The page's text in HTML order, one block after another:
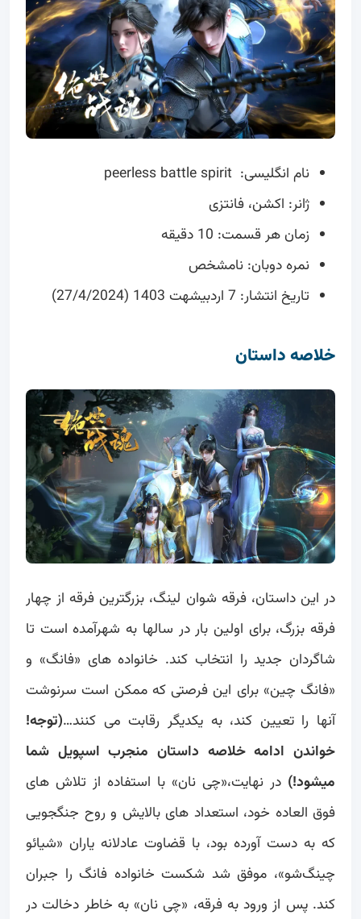
نام انگلیسی: peerless battle spirit
ژانر: اکشن، فانتزی
زمان هر قسمت: 10 دقیقه
نمره دوبان: نامشخص
تاریخ انتشار: 7 اردبیشهت 1403 (27/4/2024)
خلاصه داستان
در این داستان، فرقه شوان لینگ، بزرگترین فرقه از چهار
فرقه بزرگ، برای اولین بار در سالها به شهرآمده است تا
شاگردان جدید را انتخاب کند. خانواده های «فانگ» و
«فانگ چین» برای این فرصتی که ممکن است سرنوشت
آنها را تعیین کند، به یکدیگر رقابت می کنند…(توجه!
خواندن ادامه خلاصه داستان منجرب اسپویل شما
میشود!) در نهایت،«چی نان» با استفاده از تلاش های
فوق العاده خود، استعداد های بالایش و روح جنگجویی
که به دست آورده بود، با قضاوت عادلانه یاران «شیائو
چینگ‌شو»، موفق شد شکست خانواده فانگ را جبران
کند. پس از ورود به فرقه، «چی نان» به خاطر دخالت در